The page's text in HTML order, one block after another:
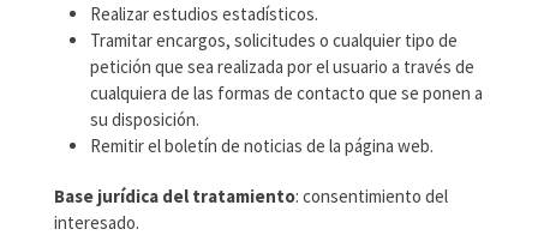
Realizar estudios estadísticos.
Tramitar encargos, solicitudes o cualquier tipo de
petición que sea realizada por el usuario a través de
cualquiera de las formas de contacto que se ponen a
su disposición.
Remitir el boletín de noticias de la página web.
Base jurídica del tratamiento: consentimiento del
interesado.